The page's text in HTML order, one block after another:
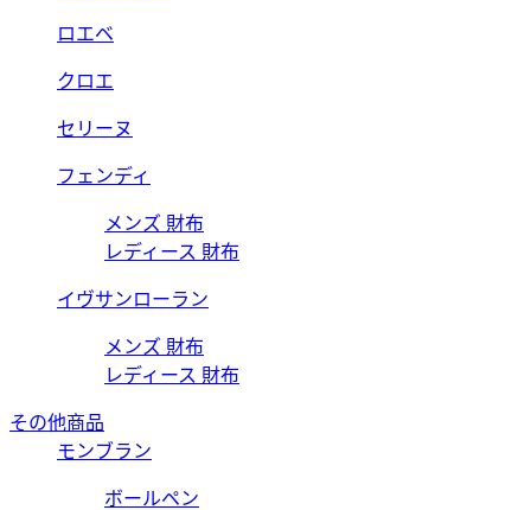
ロエベ
クロエ
セリーヌ
フェンディ
メンズ 財布
レディース 財布
イヴサンローラン
メンズ 財布
レディース 財布
その他商品
モンブラン
ボールペン